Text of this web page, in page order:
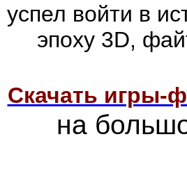
успел войти в
эпоху 3D,
Скачать игры-
на